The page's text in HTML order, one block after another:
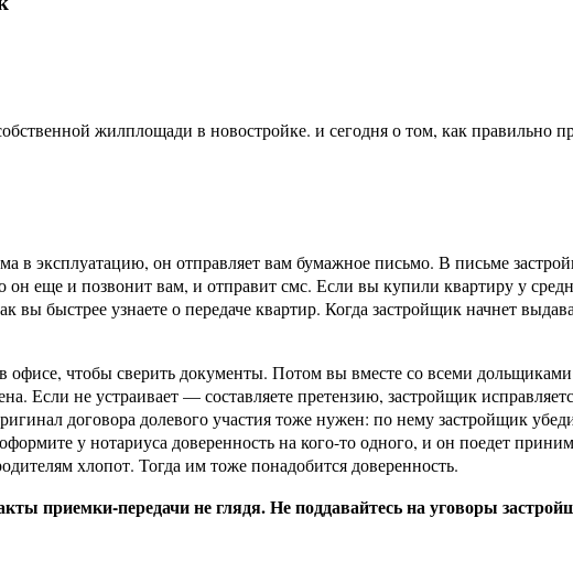
жилплощади в новостройке. и сегодня о том, как правильно
в эксплуатацию, он отправляет вам бумажное письмо. В письме
еще и позвонит вам, и отправит смс. Если вы купили квартиру у
быстрее узнаете о передаче квартир. Когда застройщик начнет
офисе, чтобы сверить документы. Потом вы вместе со всеми
Если не устраивает — составляете претензию, застройщик
договора долевого участия тоже нужен: по нему застройщик
у нотариуса доверенность на кого-то одного, и он поедет
хлопот. Тогда им тоже понадобится доверенность.
приемки-передачи не глядя. Не поддавайтесь на уговоры